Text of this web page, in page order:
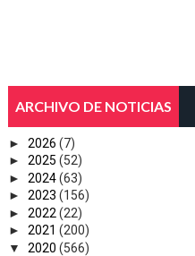
ARCHIVO DE NOTICIAS
► 2026 (7)
► 2025 (52)
► 2024(63)
► 2023 (156)
► 2022 (22)
► 2021 (200)
▼
2020 (566)